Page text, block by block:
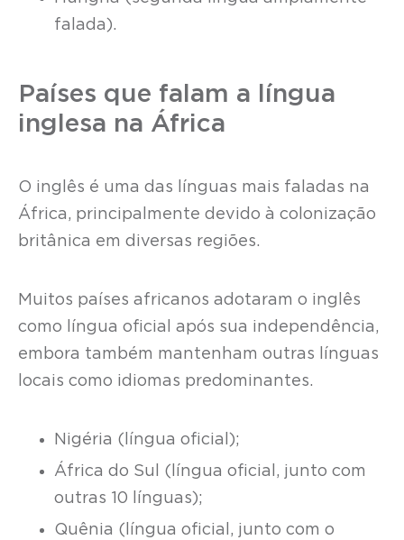
falada).
Países que falam a língua
inglesa na África
O inglês é uma das línguas mais faladas na
África, principalmente devido à colonização
britânica em diversas regiões.
Muitos países africanos adotaram o inglês
como língua oficial após sua independência,
embora também mantenham outras línguas
locais como idiomas predominantes.
Nigéria (língua oficial);
África do Sul (língua oficial, junto com
outras 10 línguas);
Quênia (língua oficial, junto com o